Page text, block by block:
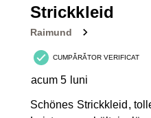
Strickkleid
Raimund
CUMPĂRĂTOR VERIFICAT
acum 5 luni
Schönes Strickkleid,